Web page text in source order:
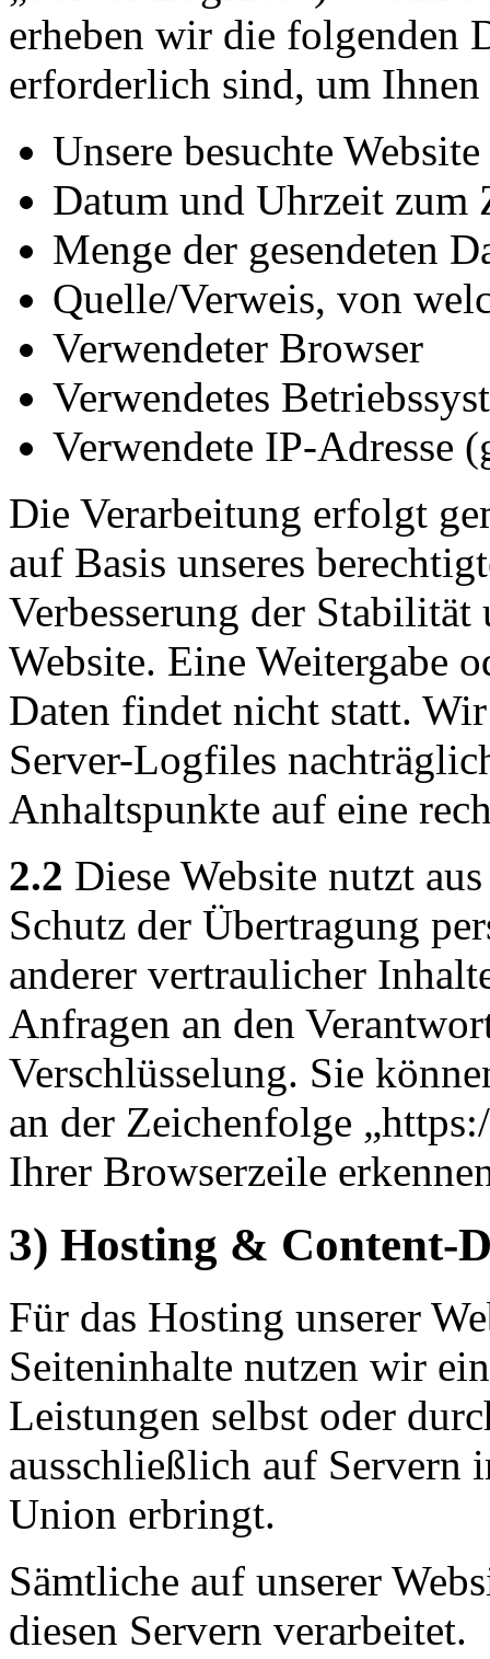
erheben wir die folgenden
erforderlich sind, um Ihnen
Unsere besuchte Website
Datum und Uhrzeit zum
Menge der gesendeten
Quelle/Verweis, von
Verwendeter Browser
Verwendetes
Verwendete IP-Adresse
Die Verarbeitung erfolgt
auf Basis unseres
Verbesserung der
Website. Eine Weitergabe
Daten findet nicht statt.
Server-Logfiles
Anhaltspunkte auf eine
2.2 Diese Website nutzt
Schutz der Übertragung
anderer vertraulicher
Anfragen an den
Verschlüsselung. Sie
an der Zeichenfolge
Ihrer Browserzeile
3) Hosting & Content-
Für das Hosting unserer
Seiteninhalte nutzen wir
Leistungen selbst oder
ausschließlich auf Servern
Union erbringt.
Sämtliche auf unserer
diesen Servern verarbeitet.